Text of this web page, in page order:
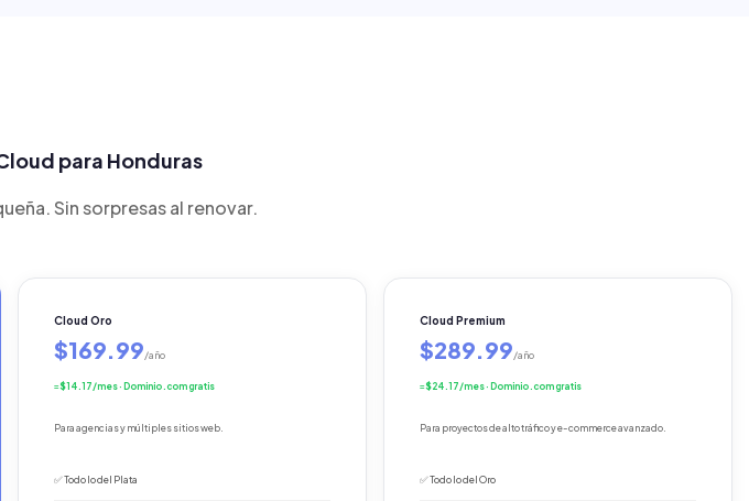
para Honduras
Sin sorpresas al renovar.
Cloud Oro
$169.99/año
≈ $14.17/mes · Dominio .com gratis
Para agencias y múltiples sitios web.
✅ Todo lo del Plata
Cloud Premium
$289.99/año
≈ $24.17/mes · Dominio .com gratis
Para proyectos de alto tráfico y e-commerce avanzado.
✅ Todo lo del Oro